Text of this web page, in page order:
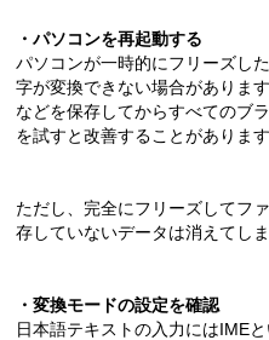
・パソコンを再起動する
パソコンが一時的にフリーズし
字が変換できない場合がありま
などを保存してからすべてのブ
を試すと改善することがあります
ただし、完全にフリーズしてフ
存していないデータは消えてし
・変換モードの設定を確認
日本語テキストの入力にはIME